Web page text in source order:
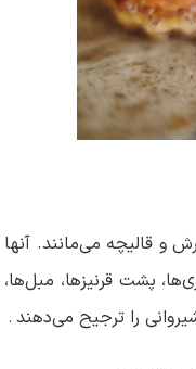
و قالیچه می‌مانند. آنها
پشت قرنیزها، مبل‌ها،
را ترجیح می‌دهند .